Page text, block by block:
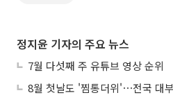
정지윤 기자의 주요 뉴스
7월 다섯째 주 유튜브 영상 순위
8월 첫날도 '찜통더위'⋯전국 대